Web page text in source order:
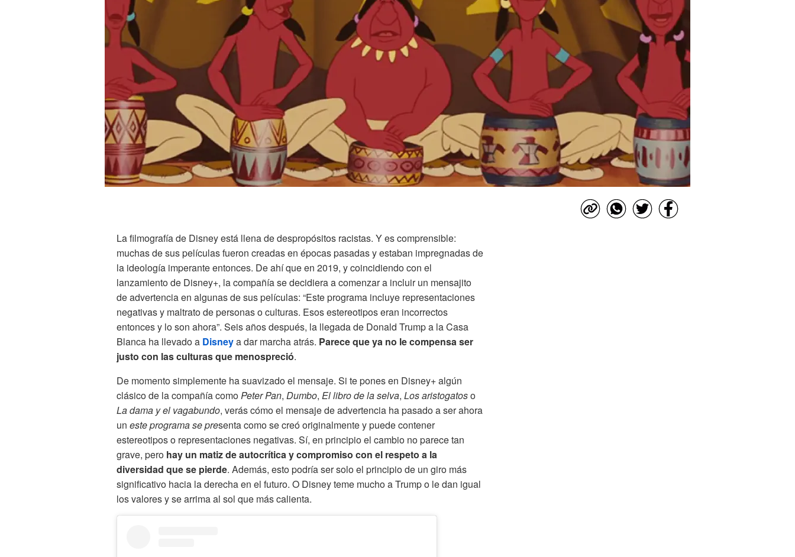
La filmografía de Disney está llena de despropósitos racistas. Y es comprensible:
muchas de sus películas fueron creadas en épocas pasadas y estaban impregnadas de
la ideología imperante entonces. De ahí que en 2019, y coincidiendo con el
lanzamiento de Disney+, la compañía se decidiera a comenzar a incluir un mensajito
de advertencia en algunas de sus películas: “Este programa incluye representaciones
negativas y maltrato de personas o culturas. Esos estereotipos eran incorrectos
entonces y lo son ahora”. Seis años después, la llegada de Donald Trump a la Casa
Blanca ha llevado a Disneya dar marcha atrás. Parece que ya no le compensa ser
justo con las culturas que menospreció.
De momento simplemente ha suavizado el mensaje. Si te pones en Disney+ algún
clásico de la compañía comoPeter Pan, Dumbo, El libro de la selva, Los aristogatoso
La dama y el vagabundo, verás cómo el mensaje de advertencia ha pasado a ser ahora
un este programase presenta como se creó originalmente y puede contener
estereotipos o representaciones negativas. Sí, en principio el cambio no parece tan
grave, pero hay un matiz de autocrítica y compromiso con el respeto a la
diversidad que se pierde. Además, esto podría ser solo el principio de un giro más
significativo hacia la derecha en el futuro. O Disney teme mucho a Trump o le dan igual
los valores y se arrima al sol que más calienta.